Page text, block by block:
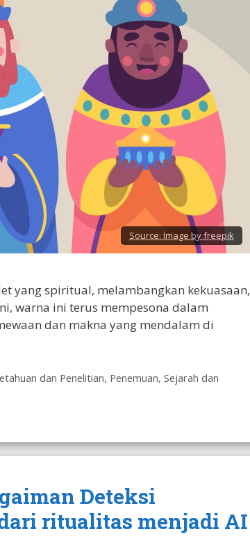
Source: Image by freepik
yang spiritual, melambangkan kekuasaan,
warna ini terus mempesona dalam
dan makna yang mendalam di
dan Penelitian, Penemuan, Sejarah dan
Deteksi
ritualitas menjadi AI